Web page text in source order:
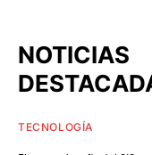
NOTICIAS
TECNOLOGÍA